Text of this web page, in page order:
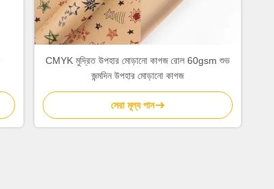
CMYK মুদ্রিত উপহার মোড়ানো কাগজ রোল 60gsm শুভ
জন্মদিন উপহার মোড়ানো কাগজ
সেরা মূল্য পান